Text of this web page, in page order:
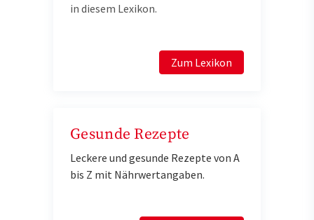
in diesem Lexikon.
Zum Lexikon
Gesunde Rezepte
Leckere und gesunde Rezepte von A
bis Z mit Nährwertangaben.